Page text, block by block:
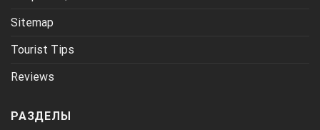
Sitemap
Tourist Tips
Reviews
РАЗДЕЛЫ